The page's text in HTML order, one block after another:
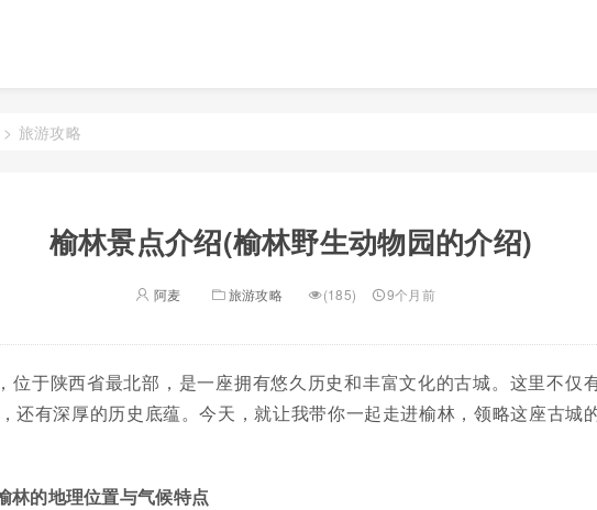
> 旅游攻略
榆林景点介绍(榆林野生动物园的介绍)
阿麦 旅游攻略 (185) 9个月前
位于陕西省最北部，是一座拥有悠久历史和丰富文化的古城。这里不仅
还有深厚的历史底蕴。今天，就让我带你一起走进榆林，领略这座古城
林的地理位置与气候特点